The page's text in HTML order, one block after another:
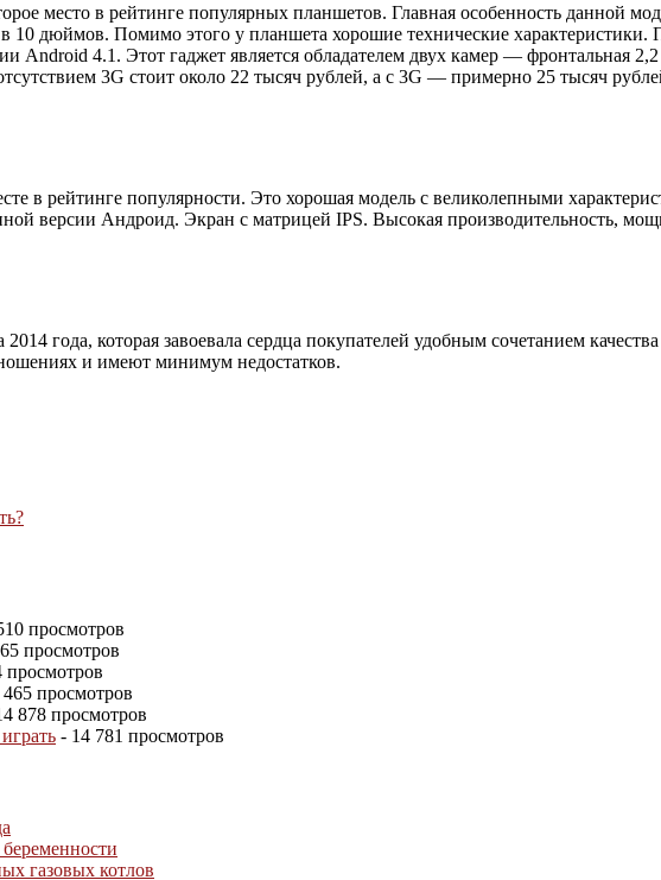
место в рейтинге популярных планшетов. Главная особенность данной
10 дюймов. Помимо этого у планшета хорошие технические характеристики.
Android 4.1. Этот гаджет является обладателем двух камер — фронтальная
3G стоит около 22 тысяч рублей, а с 3G — примерно 25 тысяч
в рейтинге популярности. Это хорошая модель с великолепными
версии Андроид. Экран с матрицей IPS. Высокая производительность,
года, которая завоевала сердца покупателей удобным сочетанием
и имеют минимум недостатков.
просмотров
просмотров
просмотров
просмотров
878 просмотров
- 14 781 просмотров
газовых котлов